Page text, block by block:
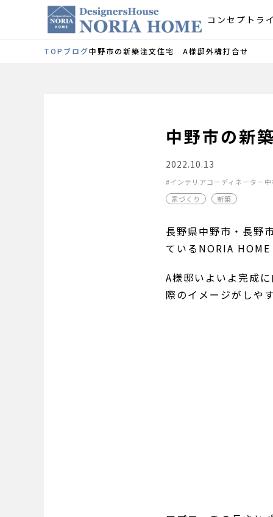
コンセプト ラ
TOP ブログ中野市の新築注文住宅 A様邸外構打合せ
中野市の新
2022.10.13
インテリアコーディネーター
家づくり
新築
長野県中野市・長野
ているNORIA HOME
A様邸いよいよ完成
際のイメージがしや